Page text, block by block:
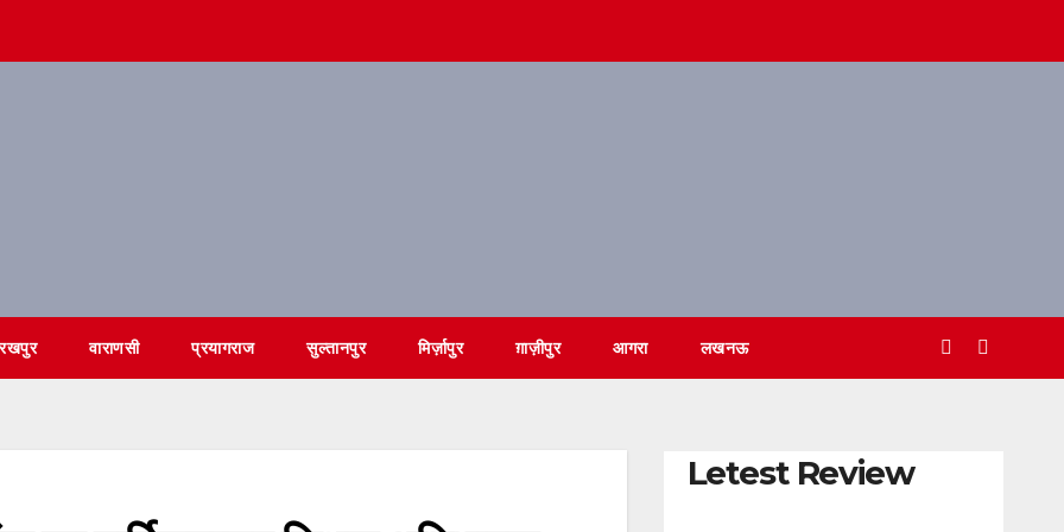
वाराणसी प्रयागराज सुल्तानपुर मिर्ज़ापुर ग़ाज़ीपुर आगरा लखनऊ
Letest Review